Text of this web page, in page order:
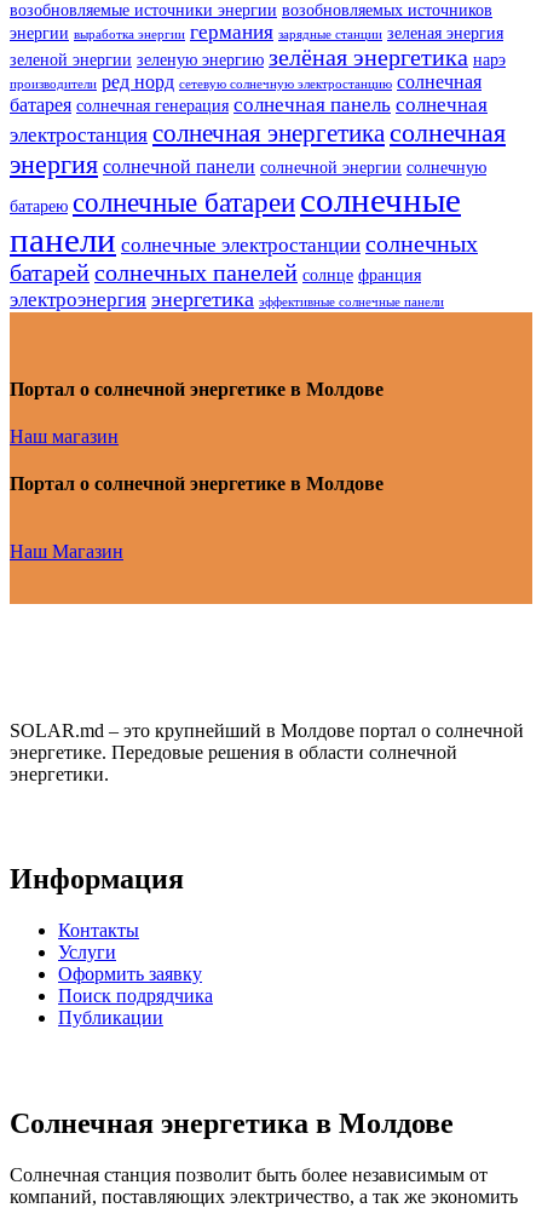
возобновляемые источники энергии возобновляемых источников
энергии выработка энергии германия зарядные станции зеленая энергия
зеленой энергии зеленую энергию зелёная энергетика нарэ
производители ред норд сетевую солнечную электростанцию солнечная
батарея солнечная генерация солнечная панель солнечная
электростанция солнечная энергетикасолнечная
энергия солнечной панели солнечной энергии солнечную
батарею солнечные батареисолнечные
панели солнечные электростанции солнечных
батарейсолнечных панелей солнце франция
электроэнергия энергетика эффективные солнечные панели
Портал о солнечной энергетике в Молдове
Наш магазин
Портал о солнечной энергетике в Молдове
Наш Магазин
SOLAR.md – это крупнейший в Молдове портал о солнечной
энергетике. Передовые решения в области солнечной
энергетики.
Информация
Контакты
Услуги
Оформить заявку
Поиск подрядчика
Публикации
Солнечная энергетика в Молдове
Солнечная станция позволит быть более независимым от
компаний, поставляющих электричество, а так же экономить